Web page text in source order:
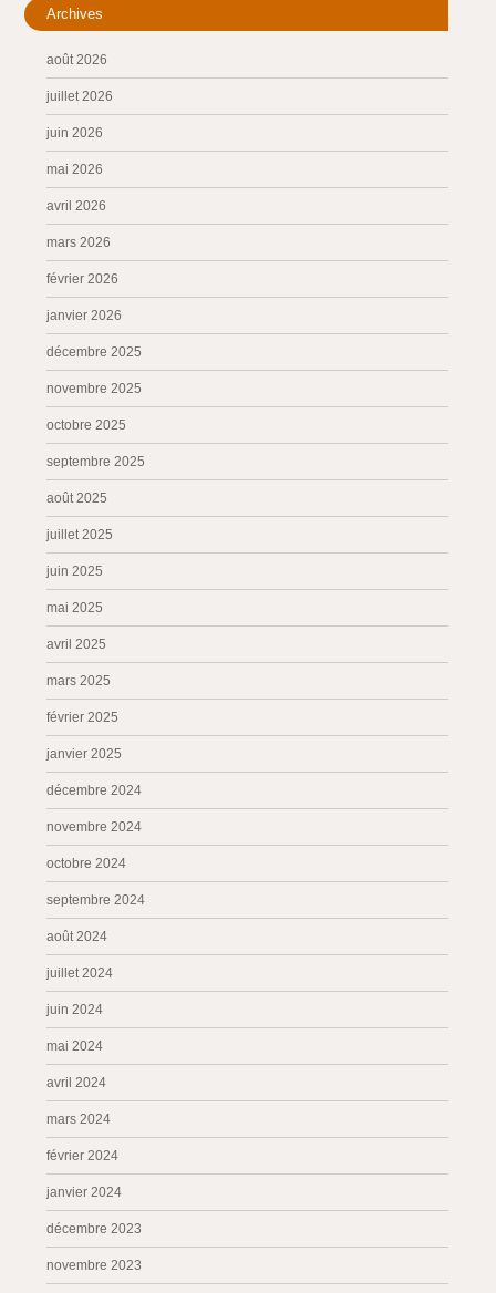
Archives
août 2026
juillet 2026
juin 2026
mai 2026
avril 2026
mars 2026
février 2026
janvier 2026
décembre 2025
novembre 2025
octobre 2025
septembre 2025
août 2025
juillet 2025
juin 2025
mai 2025
avril 2025
mars 2025
février 2025
janvier 2025
décembre 2024
novembre 2024
octobre 2024
septembre 2024
août 2024
juillet 2024
juin 2024
mai 2024
avril 2024
mars 2024
février 2024
janvier 2024
décembre 2023
novembre 2023